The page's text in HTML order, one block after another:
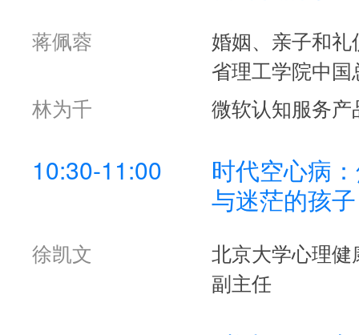
10:00-10:30 新时代的“拉
婚姻、亲子和
省理工学院中国
林为千
微软认知服务
时代空心病
与迷茫的孩子
北京大学心理